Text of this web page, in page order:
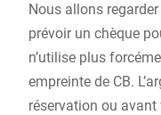
Nous allons regarder
prévoir un chèque
n’utilise plus
empreinte de CB.
réservation ou